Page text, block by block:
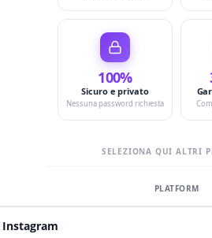
100%
Sicuro e privato
Nessuna password richiesta
SELEZIONA QUI ALTRI
Instagram